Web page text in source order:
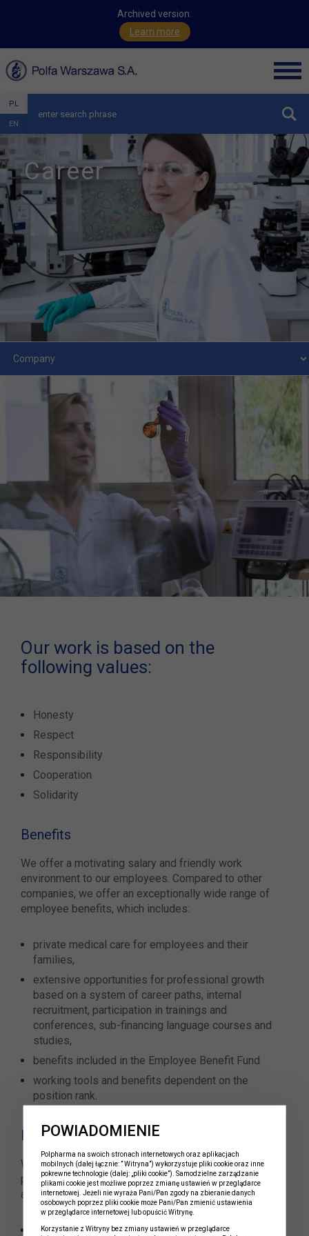
Archived version.
Learn more
PL
EN
hide
Career
Our work is based on the
following values:
Honesty
Respect
Responsibility
Cooperation
Solidarity
Benefits
We offer a motivating salary and friendly work
environment to our employees. Compared to other
companies, we offer an exceptionally wide range of
employee benefits, which includes:
private medical care for employees and their
families,
extensive opportunities for professional growth
based on a system of career paths, internal
recruitment, participation in trainings and
conferences, sub-financing language courses and
studies,
benefits included in the Employee Benefit Fund
working tools and benefits dependent on the
position rank.
Polfa employees after hours
We support our employees' initiatives related to
promoting active lifestyles, employees' integration and
activities for local communities. Examples include:
Volunteering
POWIADOMIENIE
Polpharma na swoich stronach internetowych oraz aplikacjach
mobilnych (dalej łącznie: ” Witryna”) wykorzystuje pliki cookie oraz inne
pokrewne technologie (dalej: „pliki cookie”). Samodzielne zarządzanie
plikami cookie jest możliwe poprzez zmianę ustawień w przeglądarce
internetowej. Jeżeli nie wyraża Pani/Pan zgody na zbieranie danych
osobowych poprzez pliki cookie może Pani/Pan zmienić ustawienia
w przeglądarce internetowej lub opuścić Witrynę.
Korzystanie z Witryny bez zmiany ustawień w przeglądarce